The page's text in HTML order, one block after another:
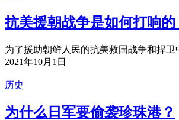
抗美援朝战争是如何打响的
为了援助朝鲜人民的抗美救国战争和捍
2021年10月1日
历史
为什么日军要偷袭珍珠港？